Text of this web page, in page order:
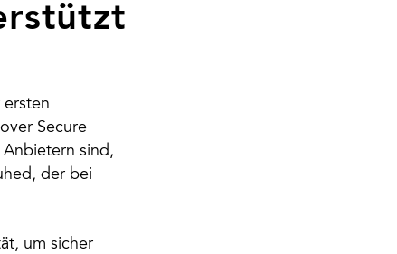
ersten
Secure
sind,
der bei
um sicher